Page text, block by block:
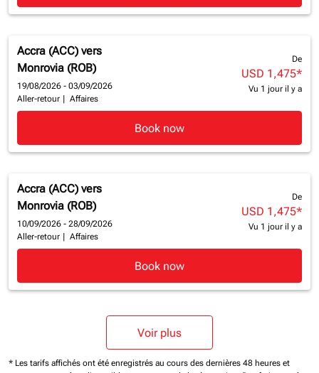
Accra (ACC) vers
Monrovia (ROB)
19/08/2026 - 03/09/2026
Aller-retour
Affaires
De
USD 1,475*
Vu 1 jour il y a
Book now
Accra (ACC) vers
Monrovia (ROB)
10/09/2026 - 28/09/2026
Aller-retour
Affaires
De
USD 1,475*
Vu 1 jour il y a
Book now
Voir plus
* Les tarifs affichés ont été enregistrés au cours des dernières 48 heures et